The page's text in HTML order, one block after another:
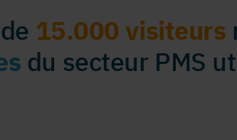
15.000 visiteurs
du secteur PMS